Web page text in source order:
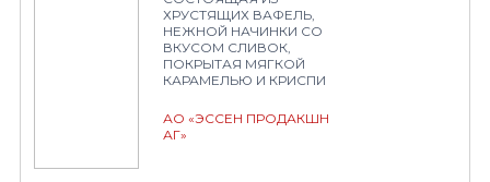
ХРУСТЯЩИХ ВАФЕЛЬ,
НЕЖНОЙ НАЧИНКИ СО
ВКУСОМ СЛИВОК,
ПОКРЫТАЯ МЯГКОЙ
КАРАМЕЛЬЮ И КРИСПИ
АО «ЭССЕН ПРОДАКШН
АГ»